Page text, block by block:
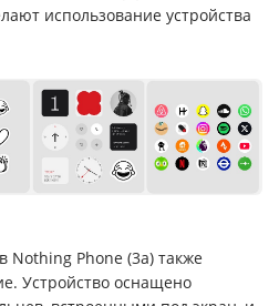
использование устройства
Nothing Phone (3a) также
Устройство оснащено